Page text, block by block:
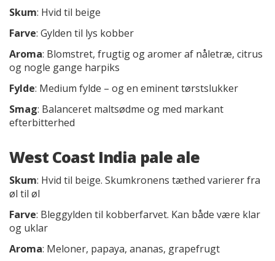
Skum: Hvid til beige
Farve: Gylden til lys kobber
Aroma: Blomstret, frugtig og aromer af nåletræ, citrus
og nogle gange harpiks
Fylde: Medium fylde – og en eminent tørstslukker
Smag: Balanceret maltsødme og med markant
efterbitterhed
West Coast India pale ale
Skum: Hvid til beige. Skumkronens tæthed varierer fra
øl til øl
Farve: Bleggylden til kobberfarvet. Kan både være klar
og uklar
Aroma: Meloner, papaya, ananas, grapefrugt